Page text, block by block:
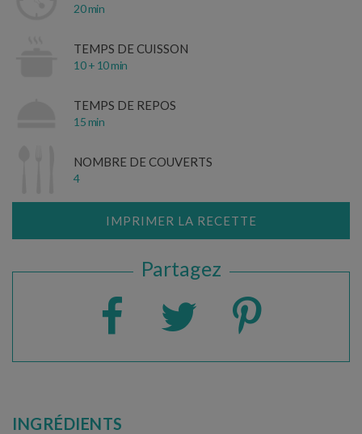
20 min
TEMPS DE CUISSON
10 + 10 min
TEMPS DE REPOS
15 min
NOMBRE DE COUVERTS
4
IMPRIMER LA RECETTE
Partagez
INGRÉDIENTS